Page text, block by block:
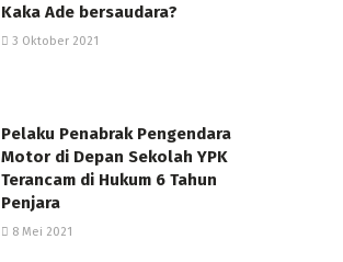
Kaka Ade bersaudara?
3 Oktober 2021
Pelaku Penabrak Pengendara
Motor di Depan Sekolah YPK
Terancam di Hukum 6 Tahun
Penjara
8 Mei 2021